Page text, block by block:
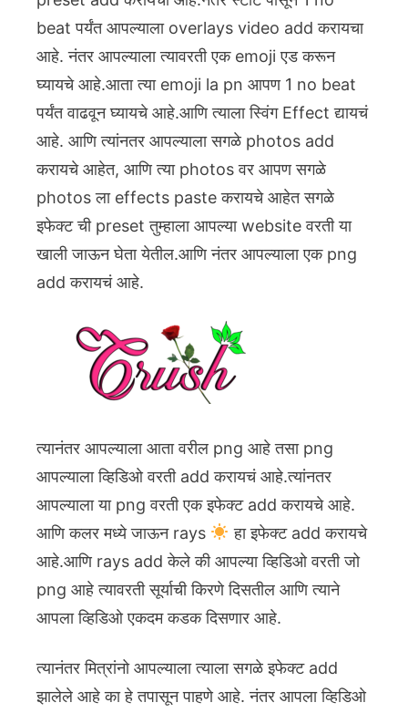
beat पर्यंत आपल्याला overlays video add करायचा
आहे. नंतर आपल्याला त्यावरती एक emoji एड करून
घ्यायचे आहे.आता त्या emoji la pn आपण 1 no beat
पर्यंत वाढवून घ्यायचे आहे.आणि त्याला स्विंग Effect द्यायचं
आहे. आणि त्यांनतर आपल्याला सगळे photos add
करायचे आहेत, आणि त्या photos वर आपण सगळे
photos ला effects paste करायचे आहेत सगळे
इफेक्ट ची preset तुम्हाला आपल्या website वरती या
खाली जाऊन घेता येतील.आणि नंतर आपल्याला एक png
add करायचं आहे.
त्यानंतर आपल्याला आता वरील png आहे तसा png
आपल्याला व्हिडिओ वरती add करायचं आहे.त्यांनतर
आपल्याला या png वरती एक इफेक्ट add करायचे आहे.
आणि कलर मध्ये जाऊन rays
हा इफेक्ट add करायचे
आहे.आणि rays add केले की आपल्या व्हिडिओ वरती जो
png आहे त्यावरती सूर्याची किरणे दिसतील आणि त्याने
आपला व्हिडिओ एकदम कडक दिसणार आहे.
त्यानंतर मित्रांनो आपल्याला त्याला सगळे इफेक्ट add
झालेले आहे का हे तपासून पाहणे आहे. नंतर आपला व्हिडिओ